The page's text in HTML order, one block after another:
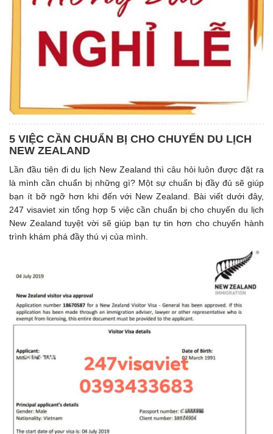
5 VIỆC CẦN CHUẨN BỊ CHO CHUYỂN DU LỊCH
NEW ZEALAND
Lần đầu tiên đi du lịch New Zealand thì câu hỏi luôn được đặt ra
là mình cần chuẩn bị những gì? Một sự chuẩn bị đầy đủ sẽ giúp
bạn ít bỡ ngỡ hơn khi đến với New Zealand. Bài viết dưới đây,
247 visaviet xin tổng hợp 5 việc cần chuẩn bị cho chuyến du lịch
New Zealand tuyệt vời sẽ giúp bạn tự tin hơn cho chuyến hành
trình khám phá đầy thú vị của mình.